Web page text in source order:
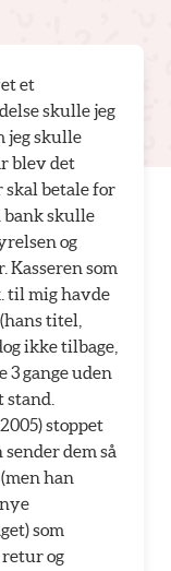
et
skulle jeg
jeg skulle
blev det
betale for
bank skulle
og
Kasseren som
til mig havde
titel,
ikke tilbage,
3 gange uden
stoppet
dem så
han
som
og